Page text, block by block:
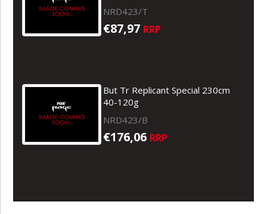
NRD423/T
€87,97 RRP
But Tr Replicant Special 230cm
40-120g
NRD423/B
€176,06 RRP